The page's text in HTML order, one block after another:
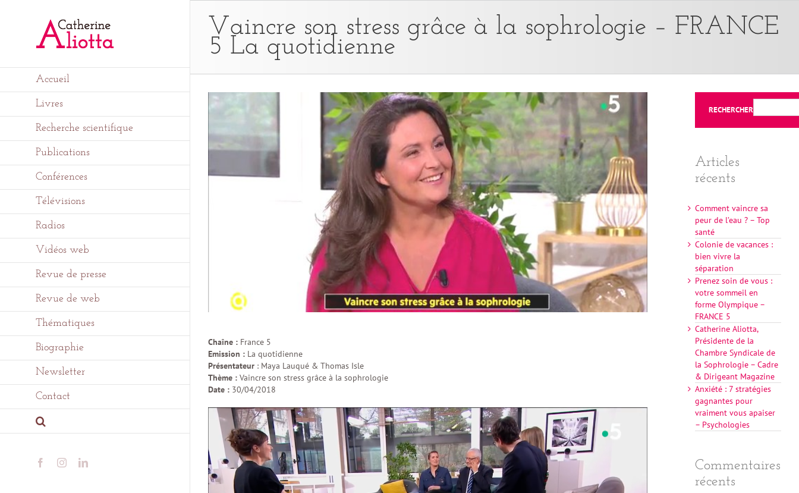
Accueil
Livres
Recherche scientifique
Publications
Conférences
Télévisions
Radios
Vidéos web
Revue de presse
Revue de web
Thématiques
Biographie
Newsletter
Contact
FacebookInstagramLinkedIn
Vaincre son stress grâce à la sophrologie – FRANCE
5 La quotidienne
Chaîne : France 5
Emission : La quotidienne
Présentateur : Maya Lauqué & Thomas Isle
Thème : Vaincre son stress grâce à la sophrologie
Date : 30/04/2018
RECHERCHER
Articles
récents
Comment vaincre sa
peur de l’eau ? – Top
santé
Colonie de vacances :
bien vivre la
séparation
Prenez soin de vous :
votre sommeil en
forme Olympique –
FRANCE 5
Catherine Aliotta,
Présidente de la
Chambre Syndicale de
la Sophrologie – Cadre
& Dirigeant Magazine
Anxiété : 7 stratégies
gagnantes pour
vraiment vous apaiser
– Psychologies
Commentaires
récents